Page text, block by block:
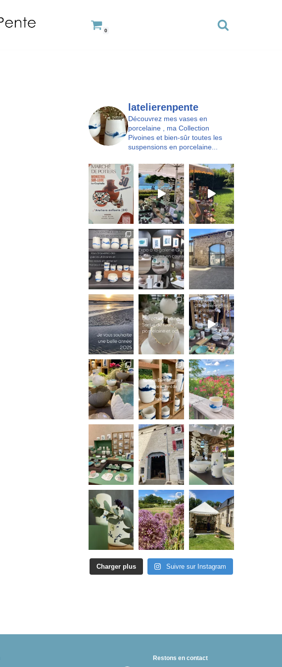
0
latelierenpente
Découvrez mes vases en
porcelaine , ma Collection
Pivoines et bien-sûr toutes les
suspensions en porcelaine...
Charger plus Suivre sur Instagram
Restons en contact